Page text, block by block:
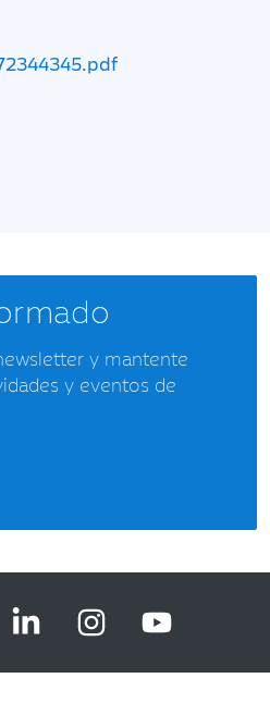
y mantente
y eventos de